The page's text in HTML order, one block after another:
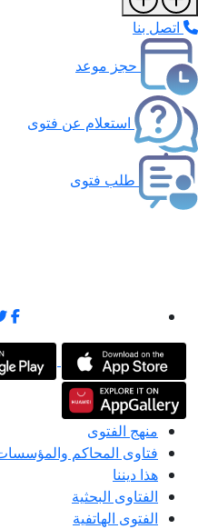
اتصل بنا
حجز موعد
استعلام عن فتوى
طلب فتوى
منهج الفتوى
فتاوى المحاكم
هذا ديننا
الفتاوى البحثية
الفتوى الهاتفية